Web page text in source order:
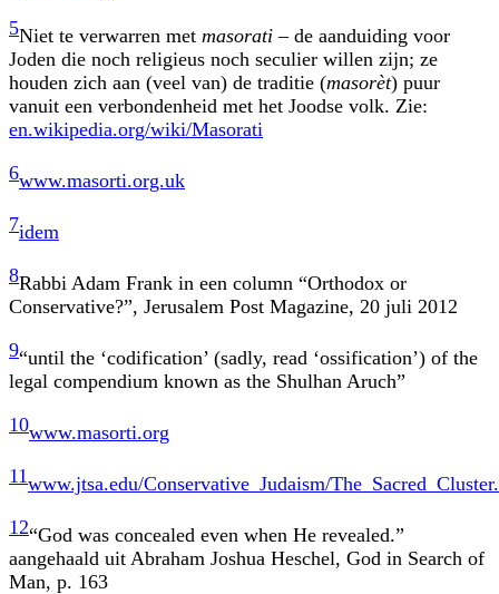
5Niet te verwarren met masorati – de aanduiding voor
Joden die noch religieus noch seculier willen zijn; ze
houden zich aan (veel van) de traditie (masorèt) puur
vanuit een verbondenheid met het Joodse volk. Zie:
en.wikipedia.org/wiki/Masorati
6www.masorti.org.uk
7idem
8Rabbi Adam Frank in een column “Orthodox or
Conservative?”, Jerusalem Post Magazine, 20 juli 2012
9“until the ‘codification’ (sadly, read ‘ossification’) of the
legal compendium known as the Shulhan Aruch”
10www.masorti.org
11www.jtsa.edu/Conservative_Judaism/
12“God was concealed even when He revealed.”
aangehaald uit Abraham Joshua Heschel, God in Search of
Man, p. 163